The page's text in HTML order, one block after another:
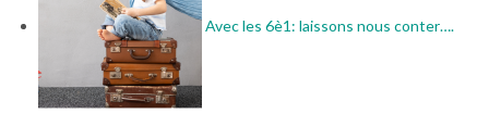
Avec les 6è1: laissons nous conter….